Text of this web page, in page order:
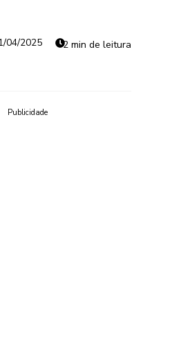
04/2025 2 min de leitura
Publicidade